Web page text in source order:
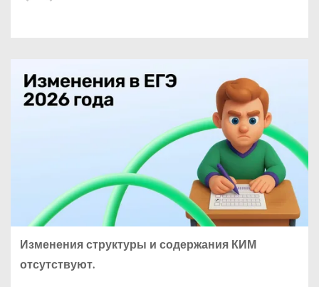
Изменения структуры и содержания КИМ
отсутствуют.